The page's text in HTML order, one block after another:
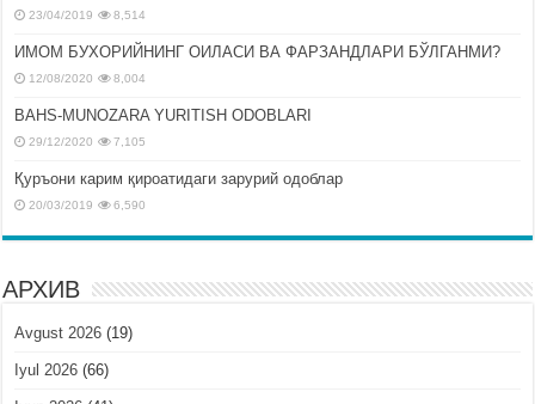
23/04/2019 8,514
ИМОМ БУХОРИЙНИНГ ОИЛАСИ ВА ФАРЗАНДЛАРИ БЎЛГАНМИ?
12/08/2020 8,004
BAHS-MUNOZARA YURITISH ODOBLARI
29/12/2020 7,105
Қуръони карим қироатидаги зарурий одоблар
20/03/2019 6,590
АРХИВ
Avgust 2026 (19)
Iyul 2026 (66)